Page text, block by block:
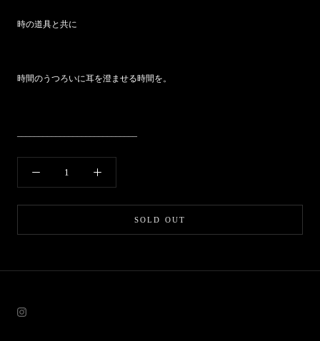
時の道具と共に
時間のうつろいに耳を澄ませる時間を。
SOLD OUT